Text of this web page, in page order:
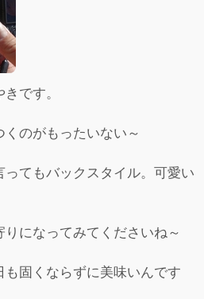
です。
のがもったいない～
ってもバックスタイル。可愛い
になってみてくださいね～
固くならずに美味いんです